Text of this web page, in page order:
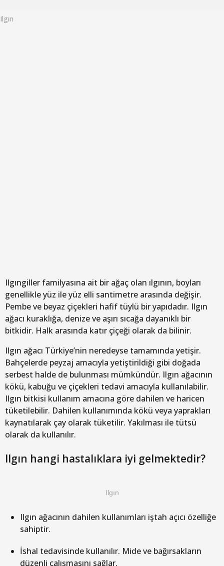
Ilgın
Ilgıngiller familyasına ait bir ağaç olan ılgının, boyları
genellikle yüz ile yüz elli santimetre arasında değişir.
Pembe ve beyaz çiçekleri hafif tüylü bir yapıdadır. Ilgın
ağacı kuraklığa, denize ve aşırı sıcağa dayanıklı bir
bitkidir. Halk arasında katır çiçeği olarak da bilinir.
Ilgın ağacı Türkiye’nin neredeyse tamamında yetişir.
Bahçelerde peyzaj amacıyla yetiştirildiği gibi doğada
serbest halde de bulunması mümkündür. Ilgın ağacının
kökü, kabuğu ve çiçekleri tedavi amacıyla kullanılabilir.
Ilgın bitkisi kullanım amacına göre dahilen ve haricen
tüketilebilir. Dahilen kullanımında kökü veya yaprakları
kaynatılarak çay olarak tüketilir. Yakılması ile tütsü
olarak da kullanılır.
Ilgın hangi hastalıklara iyi gelmektedir?
Ilgın
Ilgın ağacının dahilen kullanımları iştah açıcı özelliğe
sahiptir.
İshal tedavisinde kullanılır. Mide ve bağırsakların
düzenli çalışmasını sağlar.